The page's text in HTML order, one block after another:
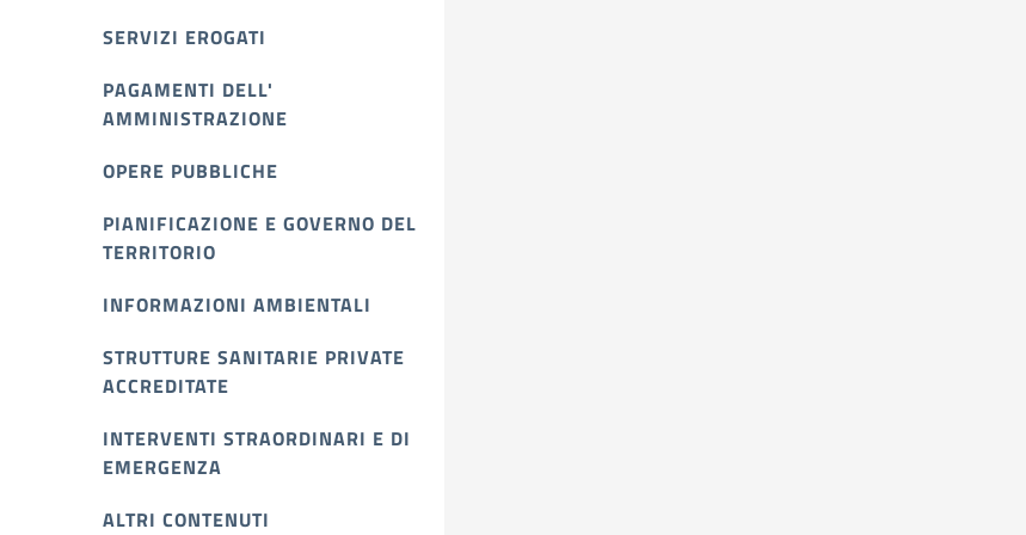
SERVIZI EROGATI
PAGAMENTI DELL'
AMMINISTRAZIONE
OPERE PUBBLICHE
PIANIFICAZIONE E GOVERNO DEL
TERRITORIO
INFORMAZIONI AMBIENTALI
STRUTTURE SANITARIE PRIVATE
ACCREDITATE
INTERVENTI STRAORDINARI E DI
EMERGENZA
ALTRI CONTENUTI